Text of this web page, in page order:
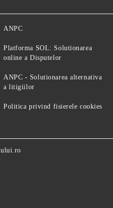
ANPC
Platforma SOL: Solutionarea
online a Disputelor
ANPC - Solutionarea alternativa
a litigiilor
Politica privind fisierele cookies